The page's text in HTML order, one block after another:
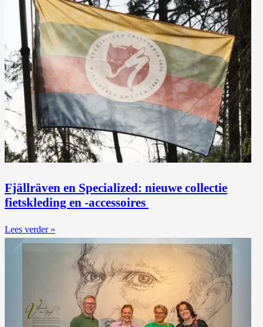
Fjällräven en Specialized: nieuwe collectie
fietskleding en -accessoires
Lees verder »